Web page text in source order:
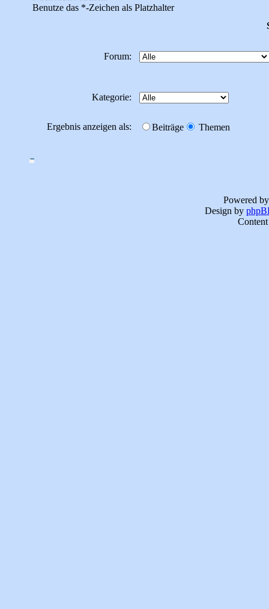
Benutze das *-Zeichen als Platzhalter
Forum:
Kategorie:
Ergebnis anzeigen als: Beiträge Themen
Powered
Design by